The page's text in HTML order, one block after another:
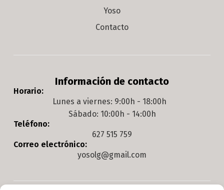
Yoso
Contacto
Información de contacto
Horario:
Lunes a viernes: 9:00h - 18:00h
Sábado: 10:00h - 14:00h
Teléfono:
627 515 759
Correo electrónico:
yosolg@gmail.com